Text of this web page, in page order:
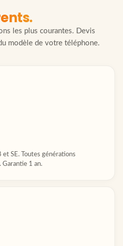
les plus courantes. Devis
modèle de votre téléphone.
et SE. Toutes générations
Garantie 1 an.